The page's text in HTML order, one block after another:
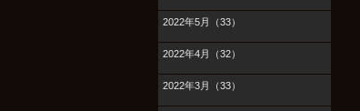
2022年5月（33）
2022年4月（32）
2022年3月（33）